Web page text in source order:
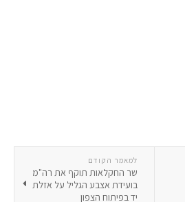
למאמר הקודם
שר החקלאות תוקף את רה"מ
בועידת אצבע הגליל על אזלת
יד בפיתוח הצפון